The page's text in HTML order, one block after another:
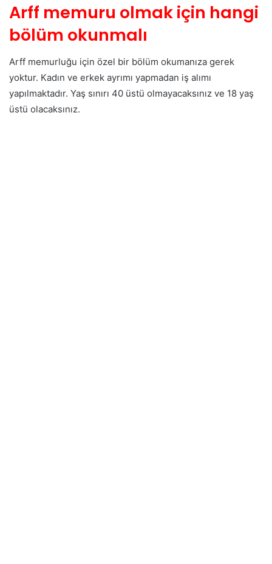
Arff memuru olmak için hangi
bölüm okunmalı
Arff memurluğu için özel bir bölüm okumanıza gerek
yoktur. Kadın ve erkek ayrımı yapmadan iş alımı
yapılmaktadır. Yaş sınırı 40 üstü olmayacaksınız ve 18 yaş
üstü olacaksınız.